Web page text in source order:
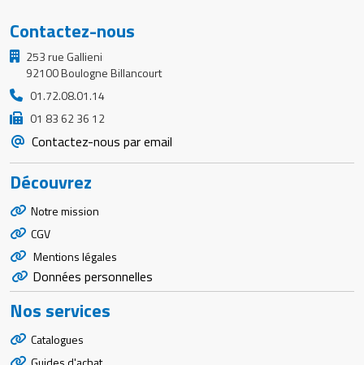
Contactez-nous
253 rue Gallieni
92100 Boulogne Billancourt
01.72.08.01.14
01 83 62 36 12
Contactez-nous par email
Découvrez
Notre mission
CGV
Mentions légales
Données personnelles
Nos services
Catalogues